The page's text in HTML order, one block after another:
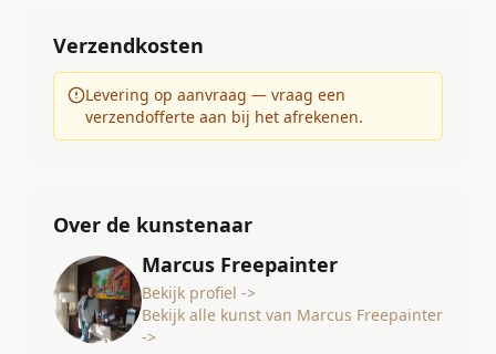
Verzendkosten
Levering op aanvraag — vraag een
verzendofferte aan bij het afrekenen.
Over de kunstenaar
Marcus Freepainter
Bekijk profiel ->
Bekijk alle kunst van Marcus Freepainter
->